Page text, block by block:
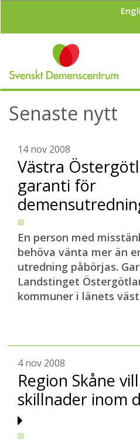
l
Senaste nytt
14 nov 2008
Västra
garanti för
En person med
behöva vänta mer än
utredning påbörjas.
Landstinget
kommuner i länets
4 nov 2008
Region Skåne
skillnader inom